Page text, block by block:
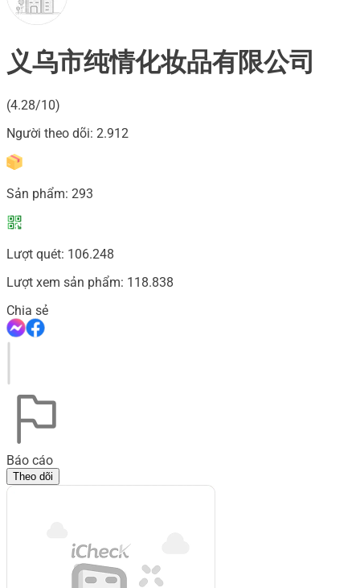
义乌市纯情化妆品有限公司
(4.28/10)
Người theo dõi: 2.912
Sản phẩm: 293
Lượt quét: 106.248
Lượt xem sản phẩm: 118.838
Chia sẻ
Báo cáo
Theo dõi